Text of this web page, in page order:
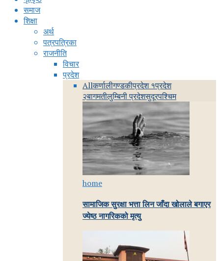
समाज
शिक्षा
अर्थ
पत्रपत्रिका
राजनीति
विचार
प्रदेश
Allकर्णालीगण्डकीप्रदेश १प्रदेश
२बागमतीलुम्बिनी प्रदेशसुदूरपश्चिम
home
सामाजिक सुरक्षा भत्ता लिन जाँदा खोलाले बगाएर
ज्येष्ठ नागरिकको मृत्यु